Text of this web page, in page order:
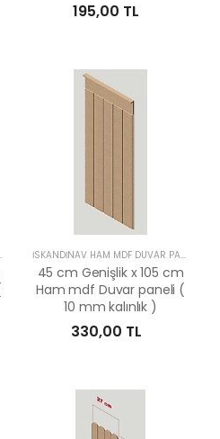
195,00 TL
PANELLERİ İSKANDİNAV HAM MDF DUVAR PANELLERİ
45 cm Genişlik x 105 cm
Ham mdf Duvar paneli (
10 mm kalınlık )
330,00 TL